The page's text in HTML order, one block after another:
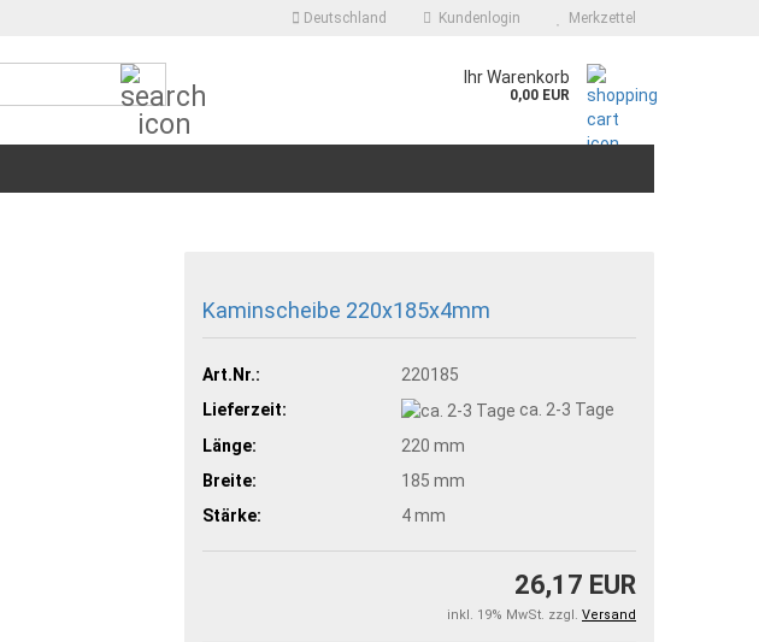
Deutschland Kundenlogin Merkzettel
Ihr Warenkorb
0,00 EUR
Kaminscheibe 220x185x4mm
Art.Nr.:
220185
Lieferzeit:
ca. 2-3 Tage
Länge:
220 mm
Breite:
185 mm
Stärke:
4 mm
26,17 EUR
inkl. 19% MwSt. zzgl. Versand